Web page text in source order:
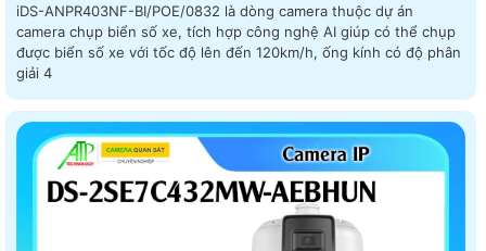
iDS-ANPR403NF-BI/POE/0832 là dòng camera thuộc dự án
camera chụp biển số xe, tích hợp công nghệ AI giúp có thể chụp
được biển số xe với tốc độ lên đến 120km/h, ống kính có độ phân
giải 4